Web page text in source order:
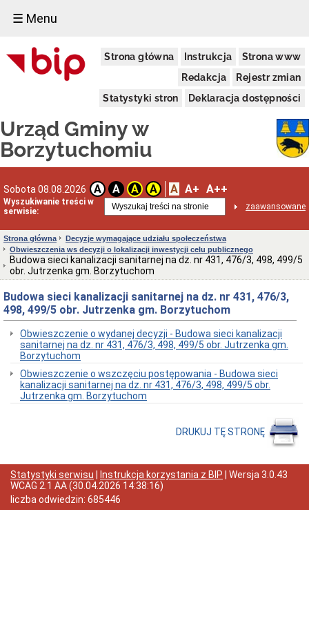
☰ Menu
Strona główna Instrukcja
Strona www
Redakcja
Rejestr zmian
Statystyki stron
Deklaracja dostępności
Urząd Gminy w
Borzytuchomiu
Sobota 08.08.2026 A A A A A A+ A++
Wyszukiwanie treści w
serwisie:
zaawansowane
Urząd
Gminy
Informacja
dróg
na
terenie
Gminy
Borzytuchom
sezonie
zimowym
2025/2026
Wójta
Gminy
Borzytuchom
o
przystąpieniu
Gminy
Borzytuchom
do
zakupu
paliwa
stałego
(węgla)
przeznaczeniem
dla
Zawiadomienia
Dane
adresowe
Strona główna
Decyzje wymagające udziału społeczeństwa
Obwieszczenia ws decyzji o lokalizacji inwestycji celu publicznego
Budowa sieci kanalizacji sanitarnej na dz. nr 431, 476/3, 498, 499/5
obr. Jutrzenka gm. Borzytuchom
Budowa sieci kanalizacji sanitarnej na dz. nr 431, 476/3,
498, 499/5 obr. Jutrzenka gm. Borzytuchom
Obwieszczenie o wydanej decyzji - Budowa sieci kanalizacji
sanitarnej na dz. nr 431, 476/3, 498, 499/5 obr. Jutrzenka gm.
Borzytuchom
Obwieszczenie o wszczęciu postępowania - Budowa sieci
kanalizacji sanitarnej na dz. nr 431, 476/3, 498, 499/5 obr.
Jutrzenka gm. Borzytuchom
DRUKUJ TĘ STRONĘ
Statystyki serwisu Instrukcja korzystania z BIP | Wersja 3.0.43
WCAG 2.1 AA(30.04.2026 14:38:16)
liczba odwiedzin: 685446